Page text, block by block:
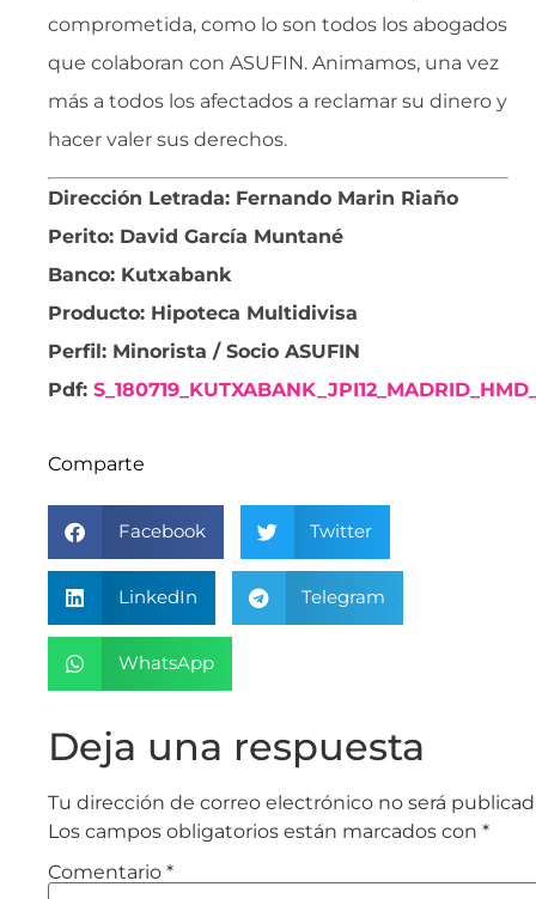
comprometida, como lo son todos los abogados
que colaboran con ASUFIN. Animamos, una vez
más a todos los afectados a reclamar su dinero y
hacer valer sus derechos.
Dirección Letrada: Fernando Marin Riaño
Perito: David García Muntané
Banco: Kutxabank
Producto: Hipoteca Multidivisa
Perfil: Minorista / Socio ASUFIN
Pdf:
Comparte
Facebook Twitter
LinkedIn Telegram
WhatsApp
Deja una respuesta
Tu dirección de correo electrónico no será
Los campos obligatorios están marcados con *
Comentario *